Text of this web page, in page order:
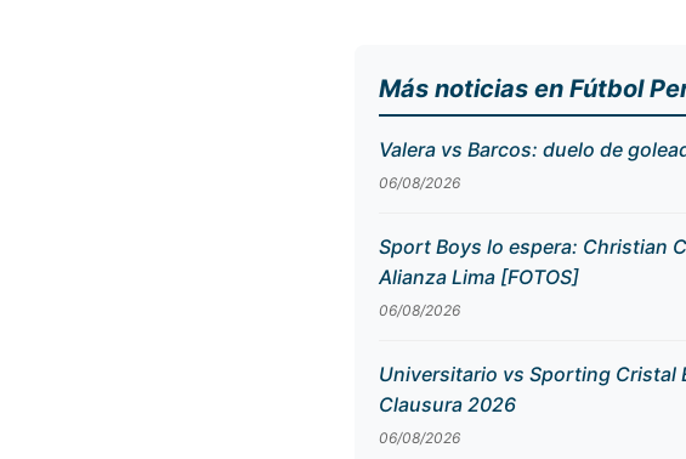
Más noticias en Fútbol
Valera vs Barcos: duelo de
06/08/2026
Sport Boys lo espera: Christian
Alianza Lima [FOTOS]
06/08/2026
Universitario vs Sporting Cristal
Clausura 2026
06/08/2026